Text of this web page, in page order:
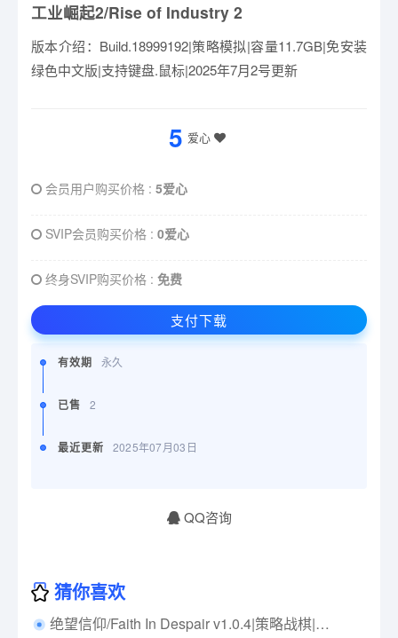
工业崛起2/Rise of Industry 2
版本介绍：Build.18999192|策略模拟|容量11.7GB|免安装
绿色中文版|支持键盘.鼠标|2025年7月2号更新
5 爱心
会员用户购买价格 : 5爱心
SVIP会员购买价格 : 0爱心
终身SVIP购买价格 : 免费
支付下载
有效期 永久
已售 2
最近更新 2025年07月03日
QQ咨询
猜你喜欢
绝望信仰/Faith In Despair v1.0.4|策略战棋|容量382MB|免安装绿色中文版|支持键盘.鼠标.手柄